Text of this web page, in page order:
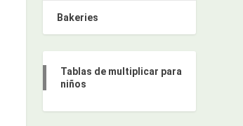
Bakeries
Tablas de multiplicar para
niños